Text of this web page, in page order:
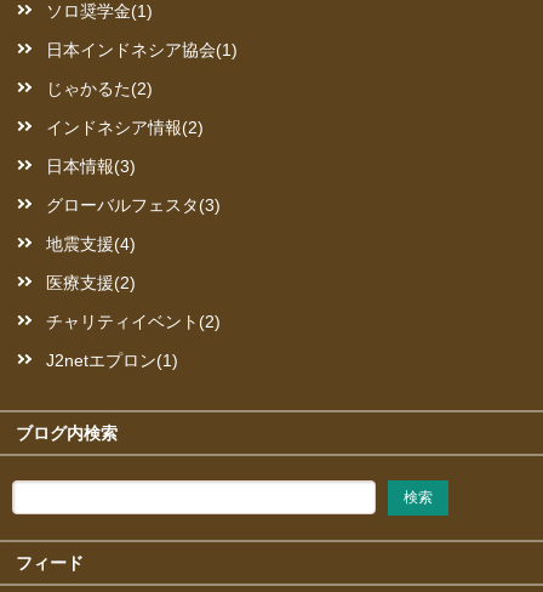
ソロ奨学金(1)
日本インドネシア協会(1)
じゃかるた(2)
インドネシア情報(2)
日本情報(3)
グローバルフェスタ(3)
地震支援(4)
医療支援(2)
チャリティイベント(2)
J2netエプロン(1)
ブログ内検索
フィード